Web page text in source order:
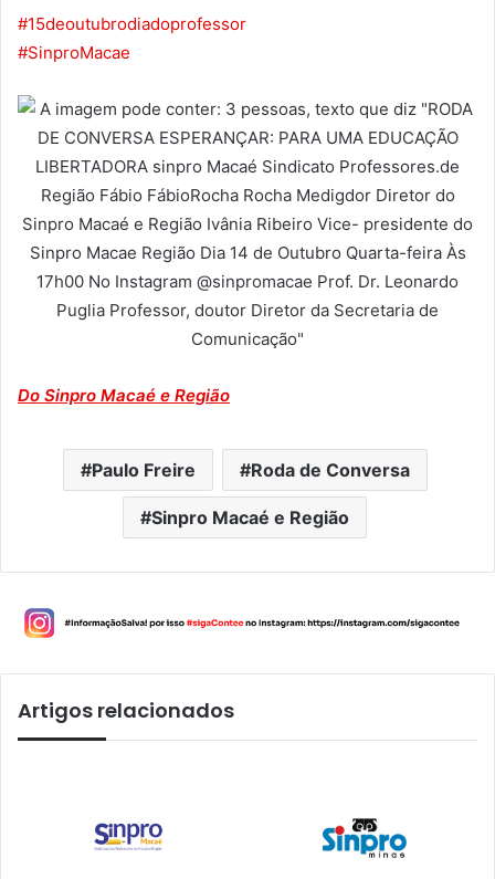
#15deoutubrodiadoprofessor
#SinproMacae
Do Sinpro Macaé e Região
Paulo Freire Roda de Conversa
Sinpro Macaé e Região
Artigos relacionados